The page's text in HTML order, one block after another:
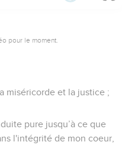
pour le moment.
miséricorde et la justice ;
pure jusqu’à ce que
l'intégrité de mon coeur,